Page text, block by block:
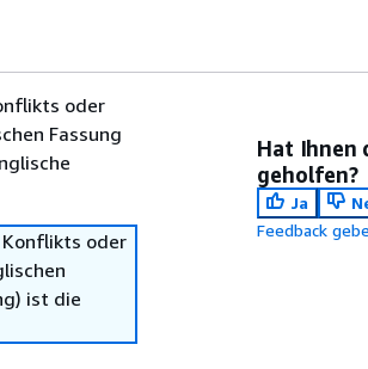
oder
Fassung
oder
ist die
Hat Ihnen
geholfen?
Ja
Feedback